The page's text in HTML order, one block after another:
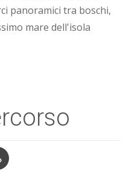
panoramici tra boschi,
mare dell'isola